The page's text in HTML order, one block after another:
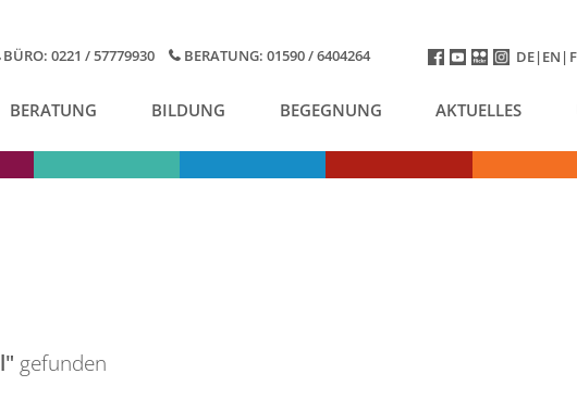
BÜRO: 0221 / 57779930 BERATUNG: 01590 / 6404264 DE EN
BERATUNG BILDUNG BEGEGNUNG AKTUELLES
gefunden